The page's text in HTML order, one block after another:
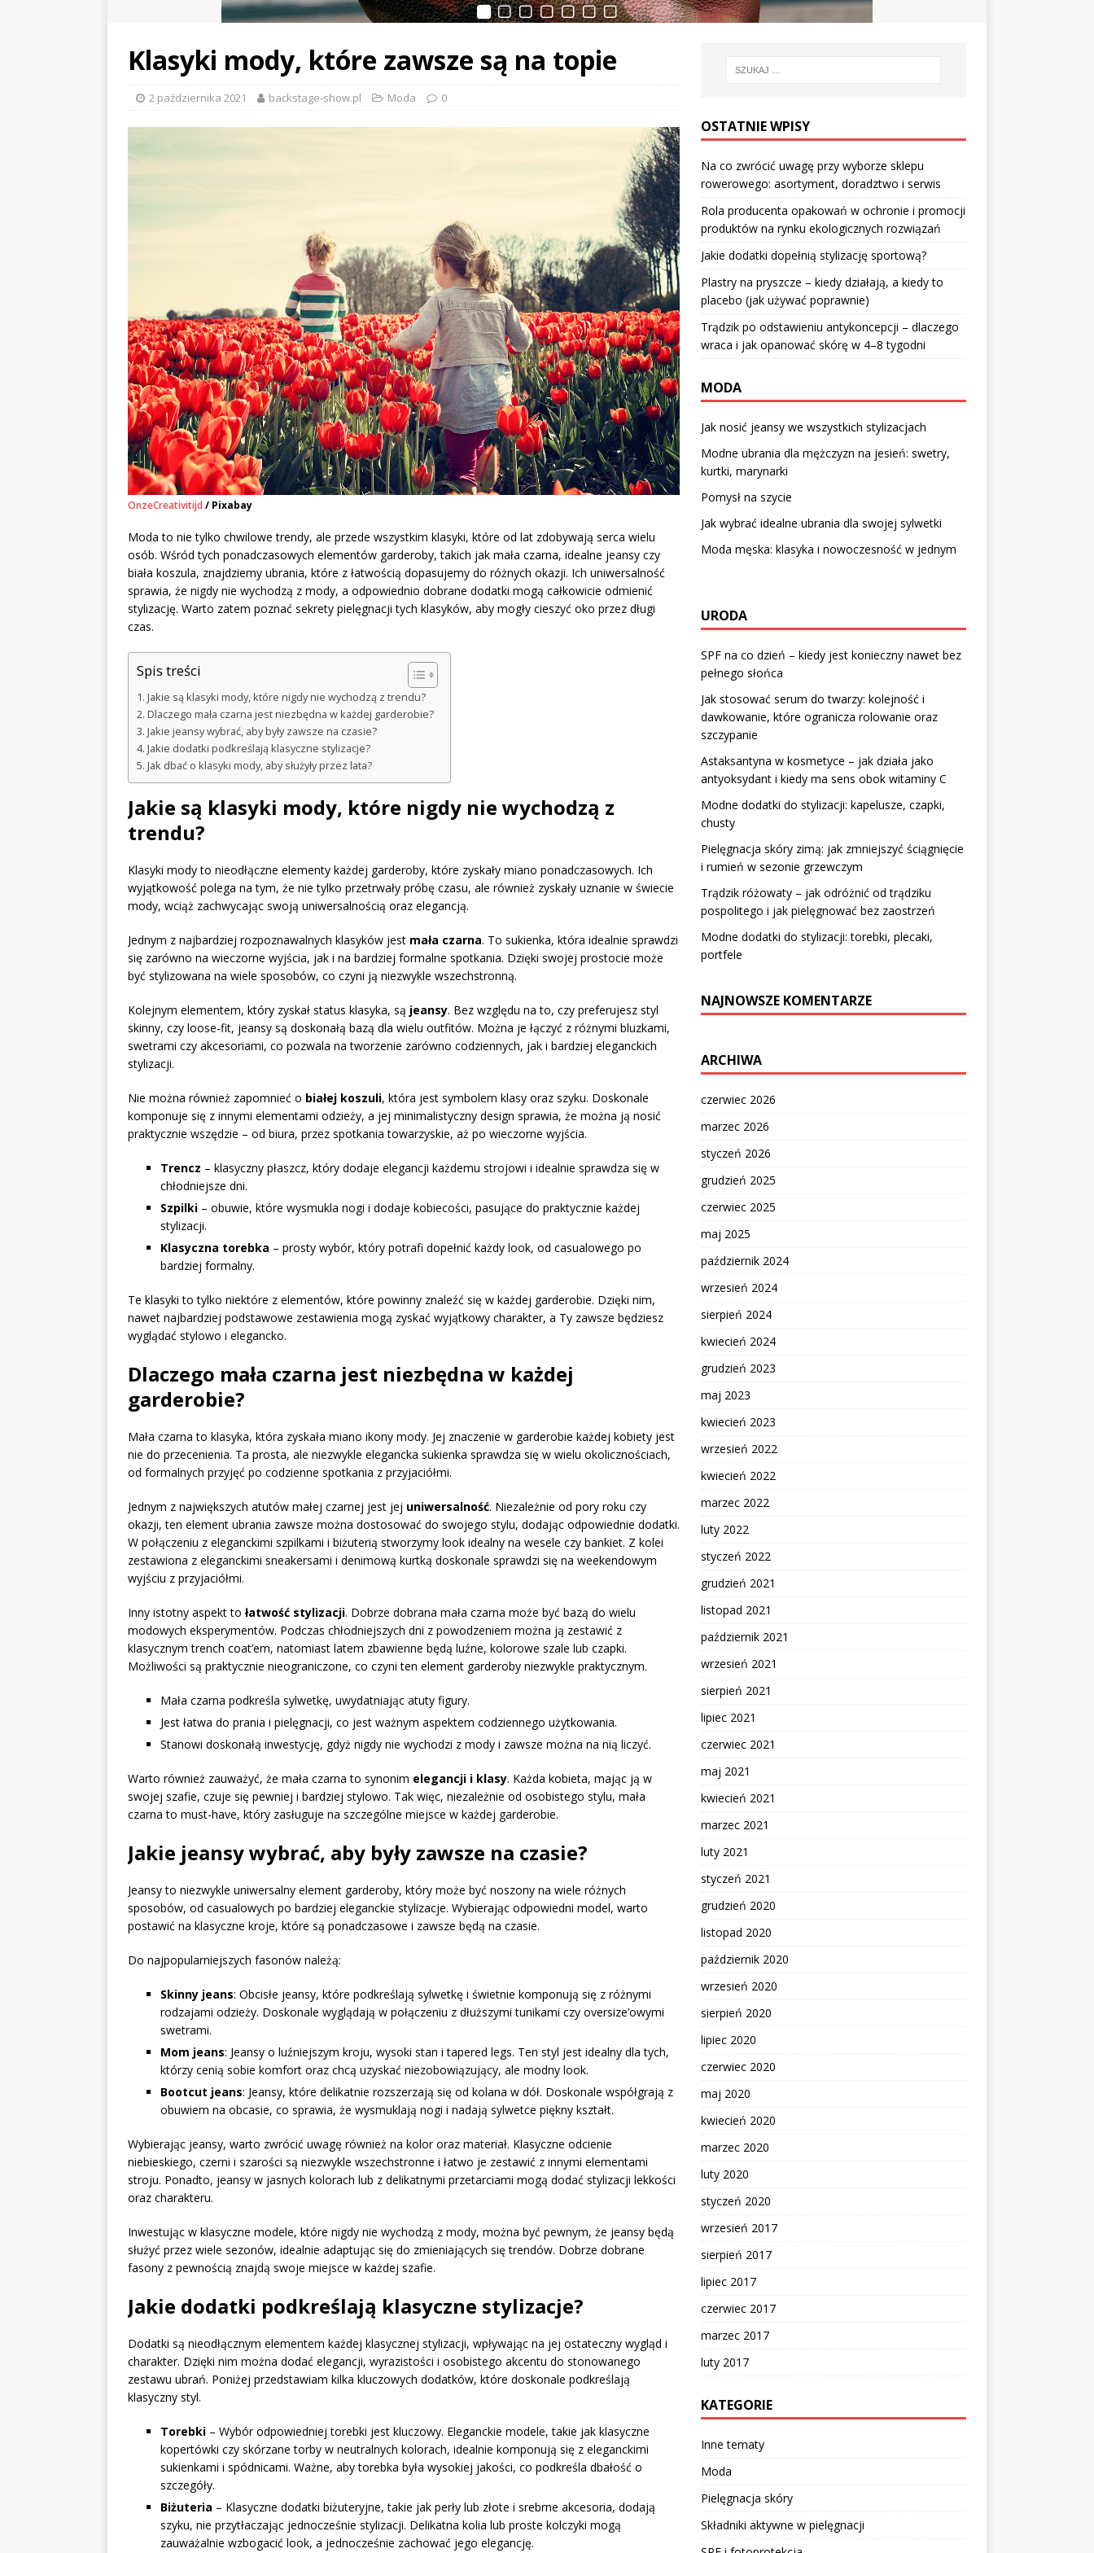
Klasyki mody, które zawsze są na topie
2 października 2021 backstage-show.pl Moda 0
OnzeCreativitijd / Pixabay
Moda to nie tylko chwilowe trendy, ale przede wszystkim klasyki, które od lat zdobywają serca wielu
osób. Wśród tych ponadczasowych elementów garderoby, takich jak mała czarna, idealne jeansy czy
biała koszula, znajdziemy ubrania, które z łatwością dopasujemy do różnych okazji. Ich uniwersalność
sprawia, że nigdy nie wychodzą z mody, a odpowiednio dobrane dodatki mogą całkowicie odmienić
stylizację. Warto zatem poznać sekrety pielęgnacji tych klasyków, aby mogły cieszyć oko przez długi
czas.
Spis treści
Jakie są klasyki mody, które nigdy nie wychodzą z trendu?
Dlaczego mała czarna jest niezbędna w każdej garderobie?
Jakie jeansy wybrać, aby były zawsze na czasie?
Jakie dodatki podkreślają klasyczne stylizacje?
Jak dbać o klasyki mody, aby służyły przez lata?
Jakie są klasyki mody, które nigdy nie wychodzą z
trendu?
Klasyki mody to nieodłączne elementy każdej garderoby, które zyskały miano ponadczasowych. Ich
wyjątkowość polega na tym, że nie tylko przetrwały próbę czasu, ale również zyskały uznanie w świecie
mody, wciąż zachwycając swoją uniwersalnością oraz elegancją.
Jednym z najbardziej rozpoznawalnych klasyków jest mała czarna. To sukienka, która idealnie sprawdzi
się zarówno na wieczorne wyjścia, jak i na bardziej formalne spotkania. Dzięki swojej prostocie może
być stylizowana na wiele sposobów, co czyni ją niezwykle wszechstronną.
Kolejnym elementem, który zyskał status klasyka, są jeansy. Bez względu na to, czy preferujesz styl
skinny, czy loose-fit, jeansy są doskonałą bazą dla wielu outfitów. Można je łączyć z różnymi bluzkami,
swetrami czy akcesoriami, co pozwala na tworzenie zarówno codziennych, jak i bardziej eleganckich
stylizacji.
Nie można również zapomnieć o białej koszuli, która jest symbolem klasy oraz szyku. Doskonale
komponuje się z innymi elementami odzieży, a jej minimalistyczny design sprawia, że można ją nosić
praktycznie wszędzie – od biura, przez spotkania towarzyskie, aż po wieczorne wyjścia.
Trencz – klasyczny płaszcz, który dodaje elegancji każdemu strojowi i idealnie sprawdza się w
chłodniejsze dni.
Szpilki – obuwie, które wysmukla nogi i dodaje kobiecości, pasujące do praktycznie każdej
stylizacji.
Klasyczna torebka – prosty wybór, który potrafi dopełnić każdy look, od casualowego po
bardziej formalny.
Te klasyki to tylko niektóre z elementów, które powinny znaleźć się w każdej garderobie. Dzięki nim,
nawet najbardziej podstawowe zestawienia mogą zyskać wyjątkowy charakter, a Ty zawsze będziesz
wyglądać stylowo i elegancko.
Dlaczego mała czarna jest niezbędna w każdej
garderobie?
Mała czarna to klasyka, która zyskała miano ikony mody. Jej znaczenie w garderobie każdej kobiety jest
nie do przecenienia. Ta prosta, ale niezwykle elegancka sukienka sprawdza się w wielu okolicznościach,
od formalnych przyjęć po codzienne spotkania z przyjaciółmi.
Jednym z największych atutów małej czarnej jest jej uniwersalność. Niezależnie od pory roku czy
okazji, ten element ubrania zawsze można dostosować do swojego stylu, dodając odpowiednie dodatki.
W połączeniu z eleganckimi szpilkami i biżuterią stworzymy look idealny na wesele czy bankiet. Z kolei
zestawiona z eleganckimi sneakersami i denimową kurtką doskonale sprawdzi się na weekendowym
wyjściu z przyjaciółmi.
Inny istotny aspekt to łatwość stylizacji. Dobrze dobrana mała czarna może być bazą do wielu
modowych eksperymentów. Podczas chłodniejszych dni z powodzeniem można ją zestawić z
klasycznym trench coat’em, natomiast latem zbawienne będą luźne, kolorowe szale lub czapki.
Możliwości są praktycznie nieograniczone, co czyni ten element garderoby niezwykle praktycznym.
Mała czarna podkreśla sylwetkę, uwydatniając atuty figury.
Jest łatwa do prania i pielęgnacji, co jest ważnym aspektem codziennego użytkowania.
Stanowi doskonałą inwestycję, gdyż nigdy nie wychodzi z mody i zawsze można na nią liczyć.
Warto również zauważyć, że mała czarna to synonim elegancji i klasy. Każda kobieta, mając ją w
swojej szafie, czuje się pewniej i bardziej stylowo. Tak więc, niezależnie od osobistego stylu, mała
czarna to must-have, który zasługuje na szczególne miejsce w każdej garderobie.
Jakie jeansy wybrać, aby były zawsze na czasie?
Jeansy to niezwykle uniwersalny element garderoby, który może być noszony na wiele różnych
sposobów, od casualowych po bardziej eleganckie stylizacje. Wybierając odpowiedni model, warto
postawić na klasyczne kroje, które są ponadczasowe i zawsze będą na czasie.
Do najpopularniejszych fasonów należą:
Skinny jeans: Obcisłe jeansy, które podkreślają sylwetkę i świetnie komponują się z różnymi
rodzajami odzieży. Doskonale wyglądają w połączeniu z dłuższymi tunikami czy oversize’owymi
swetrami.
Mom jeans: Jeansy o luźniejszym kroju, wysoki stan i tapered legs. Ten styl jest idealny dla tych,
którzy cenią sobie komfort oraz chcą uzyskać niezobowiązujący, ale modny look.
Bootcut jeans: Jeansy, które delikatnie rozszerzają się od kolana w dół. Doskonale współgrają z
obuwiem na obcasie, co sprawia, że wysmuklają nogi i nadają sylwetce piękny kształt.
Wybierając jeansy, warto zwrócić uwagę również na kolor oraz materiał. Klasyczne odcienie
niebieskiego, czerni i szarości są niezwykle wszechstronne i łatwo je zestawić z innymi elementami
stroju. Ponadto, jeansy w jasnych kolorach lub z delikatnymi przetarciami mogą dodać stylizacji lekkości
oraz charakteru.
Inwestując w klasyczne modele, które nigdy nie wychodzą z mody, można być pewnym, że jeansy będą
służyć przez wiele sezonów, idealnie adaptując się do zmieniających się trendów. Dobrze dobrane
fasony z pewnością znajdą swoje miejsce w każdej szafie.
Jakie dodatki podkreślają klasyczne stylizacje?
Dodatki są nieodłącznym elementem każdej klasycznej stylizacji, wpływając na jej ostateczny wygląd i
charakter. Dzięki nim można dodać elegancji, wyrazistości i osobistego akcentu do stonowanego
zestawu ubrań. Poniżej przedstawiam kilka kluczowych dodatków, które doskonale podkreślają
klasyczny styl.
Torebki – Wybór odpowiedniej torebki jest kluczowy. Eleganckie modele, takie jak klasyczne
kopertówki czy skórzane torby w neutralnych kolorach, idealnie komponują się z eleganckimi
sukienkami i spódnicami. Ważne, aby torebka była wysokiej jakości, co podkreśla dbałość o
szczegóły.
Biżuteria – Klasyczne dodatki biżuteryjne, takie jak perły lub złote i srebrne akcesoria, dodają
szyku, nie przytłaczając jednocześnie stylizacji. Delikatna kolia lub proste kolczyki mogą
zauważalnie wzbogacić look, a jednocześnie zachować jego elegancję.
OSTATNIE WPISY
Na co zwrócić uwagę przy wyborze sklepu
rowerowego: asortyment, doradztwo i serwis
Rola producenta opakowań w ochronie i promocji
produktów na rynku ekologicznych rozwiązań
Jakie dodatki dopełnią stylizację sportową?
Plastry na pryszcze – kiedy działają, a kiedy to
placebo (jak używać poprawnie)
Trądzik po odstawieniu antykoncepcji – dlaczego
wraca i jak opanować skórę w 4–8 tygodni
MODA
Jak nosić jeansy we wszystkich stylizacjach
Modne ubrania dla mężczyzn na jesień: swetry,
kurtki, marynarki
Pomysł na szycie
Jak wybrać idealne ubrania dla swojej sylwetki
Moda męska: klasyka i nowoczesność w jednym
URODA
SPF na co dzień – kiedy jest konieczny nawet bez
pełnego słońca
Jak stosować serum do twarzy: kolejność i
dawkowanie, które ogranicza rolowanie oraz
szczypanie
Astaksantyna w kosmetyce – jak działa jako
antyoksydant i kiedy ma sens obok witaminy C
Modne dodatki do stylizacji: kapelusze, czapki,
chusty
Pielęgnacja skóry zimą: jak zmniejszyć ściągnięcie
i rumień w sezonie grzewczym
Trądzik różowaty – jak odróżnić od trądziku
pospolitego i jak pielęgnować bez zaostrzeń
Modne dodatki do stylizacji: torebki, plecaki,
portfele
NAJNOWSZE KOMENTARZE
ARCHIWA
czerwiec 2026
marzec 2026
styczeń 2026
grudzień 2025
czerwiec 2025
maj 2025
październik 2024
wrzesień 2024
sierpień 2024
kwiecień 2024
grudzień 2023
maj 2023
kwiecień 2023
wrzesień 2022
kwiecień 2022
marzec 2022
luty 2022
styczeń 2022
grudzień 2021
listopad 2021
październik 2021
wrzesień 2021
sierpień 2021
lipiec 2021
czerwiec 2021
maj 2021
kwiecień 2021
marzec 2021
luty 2021
styczeń 2021
grudzień 2020
listopad 2020
październik 2020
wrzesień 2020
sierpień 2020
lipiec 2020
czerwiec 2020
maj 2020
kwiecień 2020
marzec 2020
luty 2020
styczeń 2020
wrzesień 2017
sierpień 2017
lipiec 2017
czerwiec 2017
marzec 2017
luty 2017
KATEGORIE
Inne tematy
Moda
Pielęgnacja skóry
Składniki aktywne w pielęgnacji